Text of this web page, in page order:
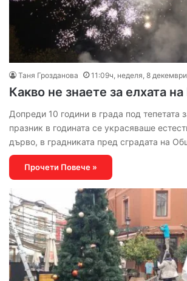
Таня Грозданова 11:09ч, неделя, 8
Какво не знаете за елхата
Допреди 10 години в града под тепетата
празник в годината се украсяваше
дърво, в градниката пред сградата на
Прочети Повече »